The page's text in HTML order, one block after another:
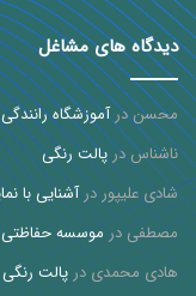
دیدگاه های مشاغل
محسندرآموزشگاه
ناشناسدرپالت رنگی
شادی علیپوردرآشنایی با
مصطفی در موسسه حفاظتی
هادی محمدی در پالت رنگی